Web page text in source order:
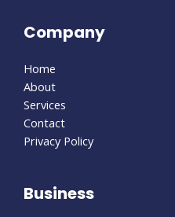
Company
Home
About
Services
Contact
Privacy Policy
Business